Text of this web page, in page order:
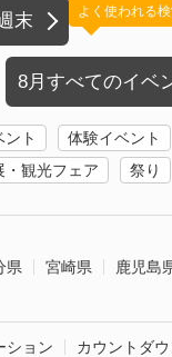
末
8月すべてのイベ
よく使われる
ント
体験イベント
・観光フェア
祭り
県 宮崎県 鹿児島
ション カウントダウ